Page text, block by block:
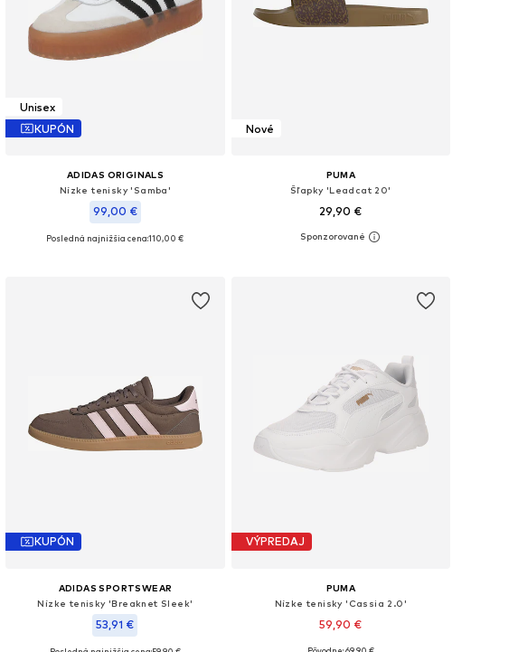
Unisex
KUPÓN
ADIDAS ORIGINALS
Nízke tenisky 'Samba'
99,00 €
Dostupné v mnohých veľkostiach
Posledná najnižšia cena:110,00 €
Nové
PUMA
Šľapky 'Leadcat 20'
29,90 €
Dostupné v mnohých veľkostiach
KUPÓN
ADIDAS SPORTSWEAR
Nízke tenisky 'Breaknet Sleek'
53,91 €
VÝPREDAJ
PUMA
Nízke tenisky 'Cassia 2.0'
59,90 €